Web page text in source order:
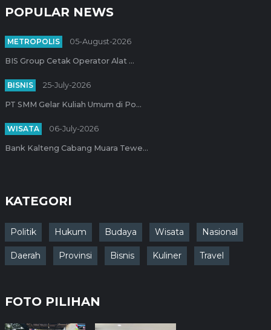
POPULAR NEWS
METROPOLIS 05-August-2026
BIS Group Cetak Operator Alat ...
BISNIS 25-July-2026
PT SMM Gelar Kuliah Umum di Po...
WISATA 06-July-2026
Bank Kalteng Cabang Muara Tewe...
KATEGORI
Politik Hukum Budaya Wisata Nasional
Daerah Provinsi Bisnis Kuliner Travel
FOTO PILIHAN